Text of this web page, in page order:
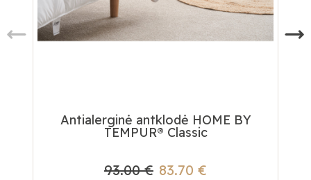
Antialerginė antklodė HOME BY
TEMPUR® Classic
83.70 €
93.00 €